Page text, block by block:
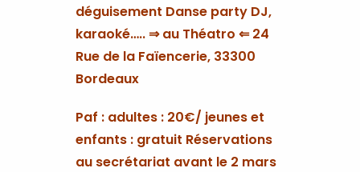
déguisement Danse party DJ,
karaoké….. ⇒ au Théatro ⇐ 24
Rue de la Faïencerie, 33300
Bordeaux
Paf : adultes : 20€/ jeunes et
enfants : gratuit Réservations
au secrétariat avant le 2 mars